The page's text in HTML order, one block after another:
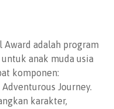
adalah program
anak muda usia
komponen:
Journey.
karakter,